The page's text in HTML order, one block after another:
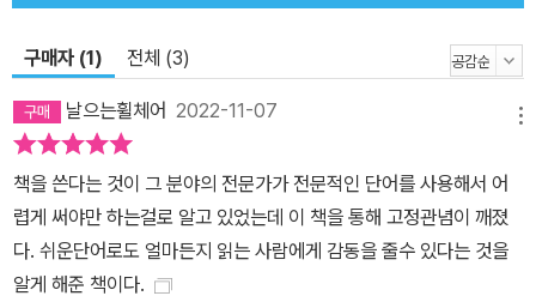
애인이 되면 돌이킬 수 없이 이전과는 다른 삶을 살아야 하는데, 그때
가족의 이야기 속에는 장애인의 삶을 먼저 살아 본 사람들의 목소리
가 녹아 있습니다. 장애인이 되어 새롭게 마주한 직장과 집이 어떤 모
습이었는지, 어떤 문제를 마주했고 어떻게 풀어 나갔으며 어떤 식의
지원을 요구해야 했는지, 주변 사람들과는 어떻게 새롭게 관계 맺었
고 혼자 풀 수 없는 문제를 누구와 어떻게 해결했는지. 그렇기에 이 책
은 장애인과 함께 살고자 하는 비장애인뿐 아니라 불현듯 찾아온 장
구매자 (1) 전체 (3)
날으는휠체어 2022-11-07
책을 쓴다는 것이 그 분야의 전문가가 전문적인 단어를 사용해서 어
렵게 써야만 하는걸로 알고 있었는데 이 책을 통해 고정관념이 깨졌
다. 쉬운단어로도 얼마든지 읽는 사람에게 감동을 줄수 있다는 것을
알게 해준 책이다.